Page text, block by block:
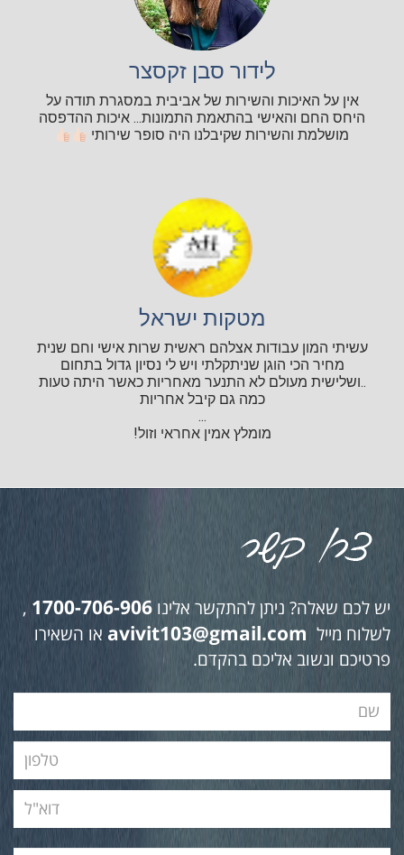
לידור סבן זקסצר
אין על האיכות והשירות של אביבית במסגרת תודה על
היחס החם והאישי בהתאמת התמונות... איכות ההדפסה
מושלמת והשירות שקיבלנו היה סופר שירותי
מטקות ישראל
עשיתי המון עבודות אצלהם ראשית שרות אישי וחם שנית
מחיר הכי הוגן שניתקלתי ויש לי נסיון גדול בתחום
..ושלישית מעולם לא התנער מאחריות כאשר היתה טעות
כמה גם קיבל אחריות
...
מומלץ אמין אחראי וזול!
יש לכם שאלה? ניתן להתקשר אלינו 1700-706-906
,
לשלוח מייל avivit103@gmail.com או השאירו
פרטיכם ונשוב אליכם בהקדם.